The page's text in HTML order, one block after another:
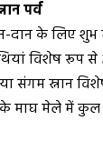
पर्व
दान के लिए
विशेष रूप से
संगम स्नान
के माघ मेले में कुल